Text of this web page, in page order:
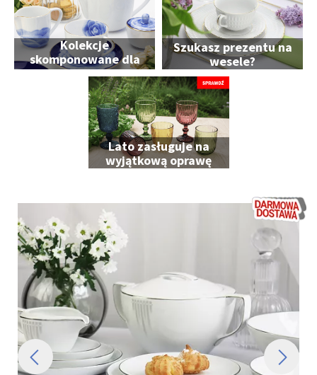
Kolekcje
skomponowane dla
Ciebie
Szukasz prezentu na
wesele?
Lato zasługuje na
wyjątkową oprawę